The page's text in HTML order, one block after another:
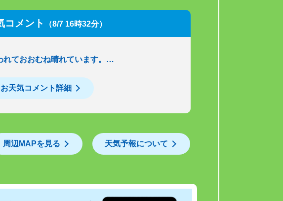
コメント （8/7 16時32分）
れておおむね晴れています。…
お天気コメント詳細
周辺MAPを見る 天気予報について